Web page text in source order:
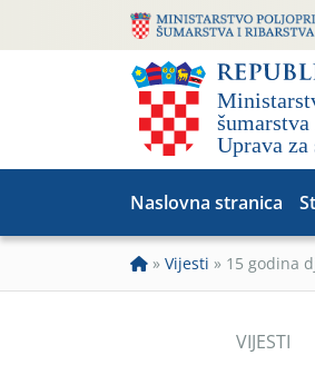
Naslovna stranica
» Vijesti » 15 godina
VIJESTI